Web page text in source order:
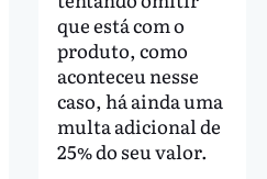
que está com o
produto, como
aconteceu nesse
caso, há ainda uma
multa adicional de
25% do seu valor.